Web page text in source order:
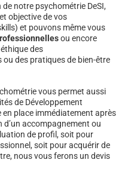
notre psychométrie DeSI,
objective de vos
et pouvons même vous
ou encore
des
des pratiques de bien-être
vous permet aussi
de Développement
place immédiatement après
d’un accompagnement ou
de profil, soit pour
soit pour acquérir de
nous vous ferons un devis